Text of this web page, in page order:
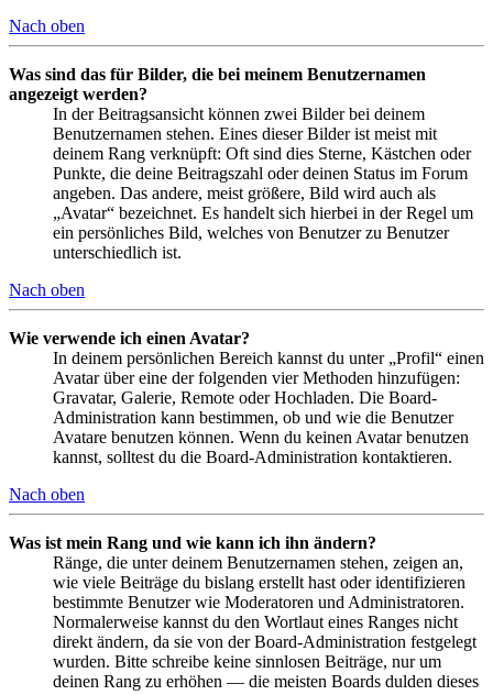
Nach oben
Was sind das für Bilder, die bei meinem Benutzernamen
angezeigt werden?
In der Beitragsansicht können zwei Bilder bei deinem
Benutzernamen stehen. Eines dieser Bilder ist meist mit
deinem Rang verknüpft: Oft sind dies Sterne, Kästchen oder
Punkte, die deine Beitragszahl oder deinen Status im Forum
angeben. Das andere, meist größere, Bild wird auch als
„Avatar“ bezeichnet. Es handelt sich hierbei in der Regel um
ein persönliches Bild, welches von Benutzer zu Benutzer
unterschiedlich ist.
Nach oben
Wie verwende ich einen Avatar?
In deinem persönlichen Bereich kannst du unter „Profil“ einen
Avatar über eine der folgenden vier Methoden hinzufügen:
Gravatar, Galerie, Remote oder Hochladen. Die Board-
Administration kann bestimmen, ob und wie die Benutzer
Avatare benutzen können. Wenn du keinen Avatar benutzen
kannst, solltest du die Board-Administration kontaktieren.
Nach oben
Was ist mein Rang und wie kann ich ihn ändern?
Ränge, die unter deinem Benutzernamen stehen, zeigen an,
wie viele Beiträge du bislang erstellt hast oder identifizieren
bestimmte Benutzer wie Moderatoren und Administratoren.
Normalerweise kannst du den Wortlaut eines Ranges nicht
direkt ändern, da sie von der Board-Administration festgelegt
wurden. Bitte schreibe keine sinnlosen Beiträge, nur um
deinen Rang zu erhöhen — die meisten Boards dulden dieses